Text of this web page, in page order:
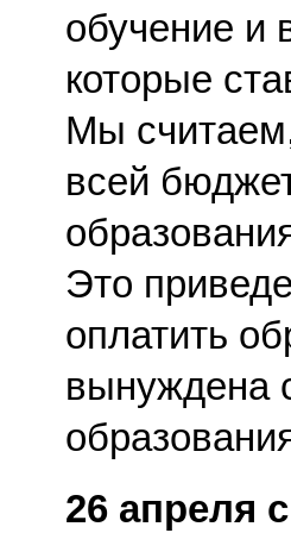
обучение и
которые
Мы
всей
Это
оплатить
вынуждена
26 апреля